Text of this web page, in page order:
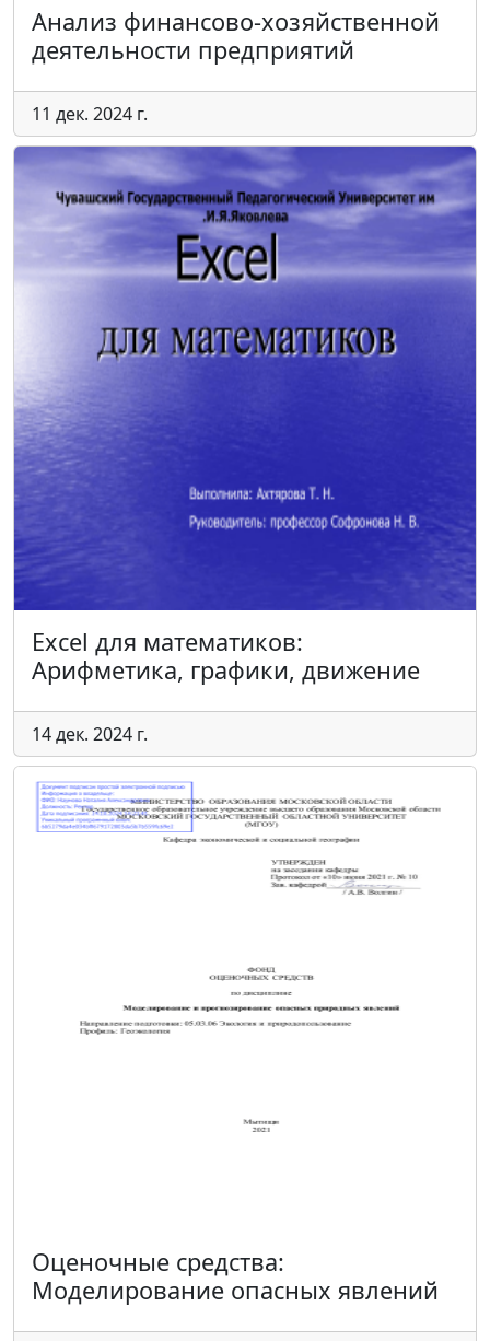
Анализ финансово-хозяйственной
деятельности предприятий
11 дек. 2024 г.
Excel для математиков:
Арифметика, графики, движение
14 дек. 2024 г.
Оценочные средства:
Моделирование опасных явлений